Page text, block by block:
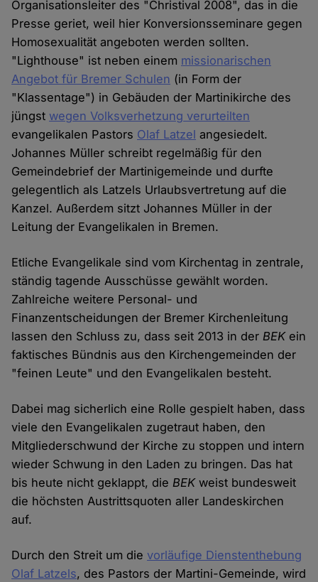
Organisationsleiter des "Christival 2008", das in die
Presse geriet, weil hier Konversionsseminare gegen
Homosexualität angeboten werden sollten.
"Lighthouse" ist neben einem missionarischen
Angebot für Bremer Schulen (in Form der
"Klassentage") in Gebäuden der Martinikirche des
jüngst wegen Volksverhetzung verurteilten
evangelikalen Pastors Olaf Latzel angesiedelt.
Johannes Müller schreibt regelmäßig für den
Gemeindebrief der Martinigemeinde und durfte
gelegentlich als Latzels Urlaubsvertretung auf die
Kanzel. Außerdem sitzt Johannes Müller in der
Leitung der Evangelikalen in Bremen.
Etliche Evangelikale sind vom Kirchentag in zentrale,
ständig tagende Ausschüsse gewählt worden.
Zahlreiche weitere Personal- und
Finanzentscheidungen der Bremer Kirchenleitung
lassen den Schluss zu, dass seit 2013 in derBEKein
faktisches Bündnis aus den Kirchengemeinden der
"feinen Leute" und den Evangelikalen besteht.
Dabei mag sicherlich eine Rolle gespielt haben, dass
viele den Evangelikalen zugetraut haben, den
Mitgliederschwund der Kirche zu stoppen und intern
wieder Schwung in den Laden zu bringen. Das hat
bis heute nicht geklappt, dieBEKweist bundesweit
die höchsten Austrittsquoten aller Landeskirchen
auf.
Durch den Streit um dievorläufige Dienstenthebung
Olaf Latzels, des Pastors der Martini-Gemeinde, wird